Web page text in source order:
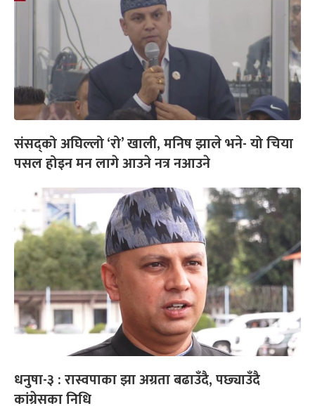
संसद्‌को अघिल्लो ‘रो’ खाली, मनिष झाले भने- यो चिया
पसल होइन मन लागे आउने नत्र नआउने
धनुषा-३ : रास्वपाका झा अग्रता बढाउँदै, पछ्याउँदै
कांग्रेसका निधि